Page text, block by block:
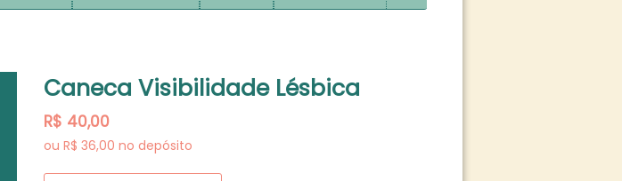
Caneca Visibilidade Lésbica
R$ 40,00
ou R$ 36,00 no depósito